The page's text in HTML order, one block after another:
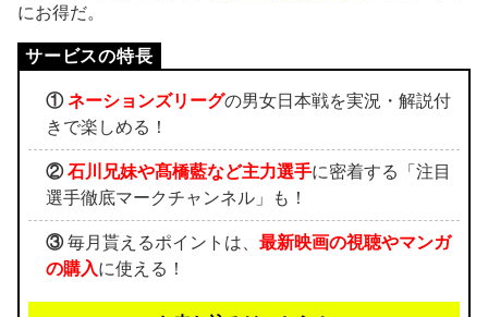
にお得だ。
① ネーションズリーグの男女日本戦を実況・解説付
きで楽しめる！
② 石川兄妹や髙橋藍など主力選手に密着する「注目
選手徹底マークチャンネル」も！
③毎月貰えるポイントは、 最新映画の視聴やマンガ
の購入に使える！